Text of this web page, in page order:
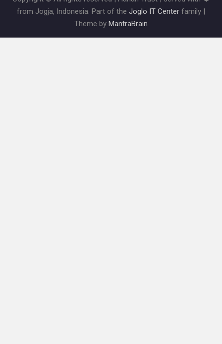
from Jogja, Indonesia. Part of the Joglo IT Center family |
Theme by MantraBrain